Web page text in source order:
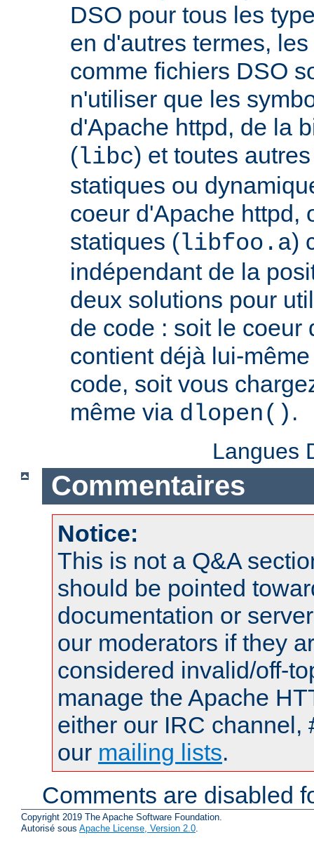
DSO pour tous les
en d'autres termes,
comme fichiers DSO
n'utiliser que les
d'Apache httpd, de la
(libc) et toutes
statiques ou
coeur d'Apache httpd,
statiques (libfoo.a)
indépendant de la
deux solutions pour
de code : soit le coeur
contient déjà lui-
code, soit vous
même via dlopen() .
Langues
Commentaires
Notice:
This is not a Q&A
should be pointed
documentation or
our moderators if they
considered invalid/off-
manage the Apache
either our IRC channel,
our mailing lists.
Comments are disabled
Copyright 2019 The Apache Software Foundation.
Autorisé sous Apache License, Version 2.0